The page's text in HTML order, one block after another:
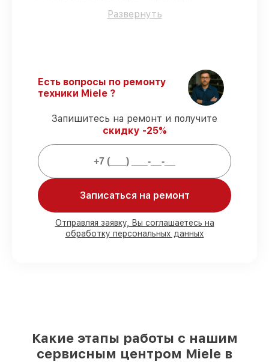
серьезную проверку знаний и навыков,
что обеспечивает гарантированно
Гарантийное обслуживание– на все
виды работ и комплектующие для
предоставляется длительная гарантия.
Мы гарантируем:
ремонтов по ремонту исполняются
в присутствии клиента
90%
комплектующих Miele имеются в
наличии в Москве, остальные приходят
оперативно
Развернуть
Есть вопросы по ремонту
техники Miele ?
Запишитесь на ремонт и получите
скидку -25%
Записаться на ремонт
Отправляя заявку, Вы соглашаетесь на
обработку персональных данных
Какие этапы работы с нашим
сервисным центром Miele в